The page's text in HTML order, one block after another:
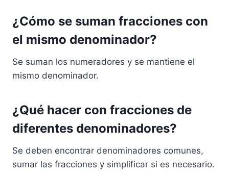
¿Cómo se suman fracciones con
el mismo denominador?
Se suman los numeradores y se mantiene el
mismo denominador.
¿Qué hacer con fracciones de
diferentes denominadores?
Se deben encontrar denominadores comunes,
sumar las fracciones y simplificar si es necesario.